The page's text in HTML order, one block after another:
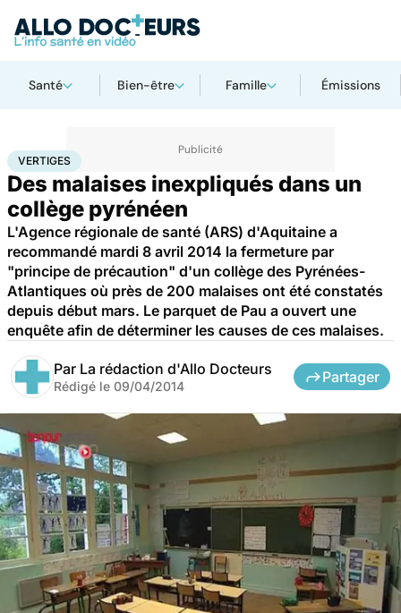
Santé Bien-être Famille Émissions
AccueilSanté
VERTIGES
Des malaises inexpliqués dans un
collège pyrénéen
L'Agence régionale de santé (ARS) d'Aquitaine a
recommandé mardi 8 avril 2014 la fermeture par
"principe de précaution" d'un collège des Pyrénées-
Atlantiques où près de 200 malaises ont été constatés
depuis début mars. Le parquet de Pau a ouvert une
enquête afin de déterminer les causes de ces malaises.
Par La rédaction d'Allo Docteurs
Rédigé le 09/04/2014
Partager